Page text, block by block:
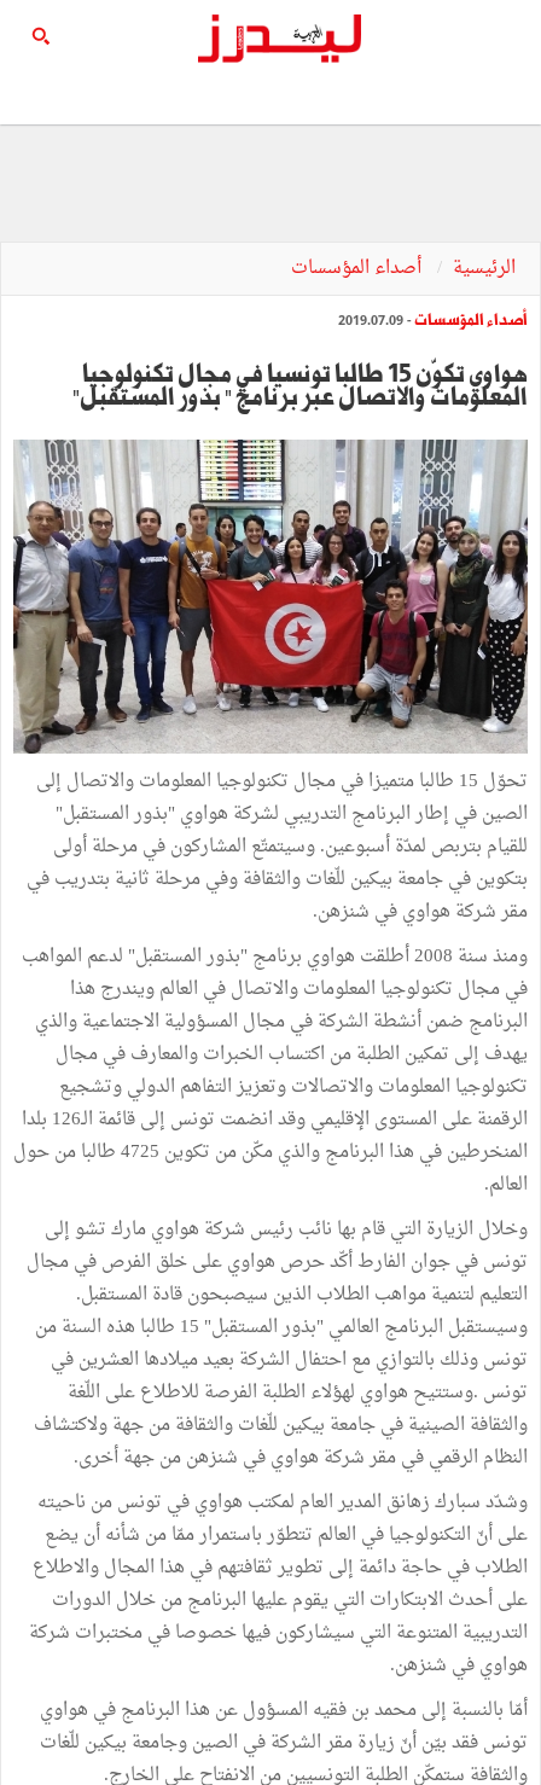
الرئيسية أصداء المؤسسات
أصداء المؤسسات- 2019.07.09
هواوي تكوّن 15 طالبا تونسيا في مجال تكنولوجيا
المعلومات والاتصال عبر برنامج " بذور المستقبل"
تحوّل 15 طالبا متميزا في مجال تكنولوجيا المعلومات والاتصال إلى
الصين في إطار البرنامج التدريبي لشركة هواوي "بذور المستقبل"
للقيام بتربص لمدّة أسبوعين. وسيتمتّع المشاركون في مرحلة أولى
بتكوين في جامعة بيكين للّغات والثقافة وفي مرحلة ثانية بتدريب في
مقر شركة هواوي في شنزهن.
ومنذ سنة 2008 أطلقت هواوي برنامج "بذور المستقبل" لدعم المواهب
في مجال تكنولوجيا المعلومات والاتصال في العالم ويندرج هذا
البرنامج ضمن أنشطة الشركة في مجال المسؤولية الاجتماعية والذي
يهدف إلى تمكين الطلبة من اكتساب الخبرات والمعارف في مجال
تكنولوجيا المعلومات والاتصالات وتعزيز التفاهم الدولي وتشجيع
الرقمنة على المستوى الإقليمي وقد انضمت تونس إلى قائمة الـ126 بلدا
المنخرطين في هذا البرنامج والذي مكّن من تكوين 4725 طالبا من حول
العالم.
وخلال الزيارة التي قام بها نائب رئيس شركة هواوي مارك تشو إلى
تونس في جوان الفارط أكّد حرص هواوي على خلق الفرص في مجال
التعليم لتنمية مواهب الطلاب الذين سيصبحون قادة المستقبل.
وسيستقبل البرنامج العالمي "بذور المستقبل" 15 طالبا هذه السنة من
تونس وذلك بالتوازي مع احتفال الشركة بعيد ميلادها العشرين في
تونس .وستتيح هواوي لهؤلاء الطلبة الفرصة للاطلاع على اللّغة
والثقافة الصينية في جامعة بيكين للّغات والثقافة من جهة ولاكتشاف
النظام الرقمي في مقر شركة هواوي في شنزهن من جهة أخرى.
وشدّد سبارك زهانق المدير العام لمكتب هواوي في تونس من ناحيته
على أنّ التكنولوجيا في العالم تتطوّر باستمرار ممّا من شأنه أن يضع
الطلاب في حاجة دائمة إلى تطوير ثقافتهم في هذا المجال والاطلاع
على أحدث الابتكارات التي يقوم عليها البرنامج من خلال الدورات
التدريبية المتنوعة التي سيشاركون فيها خصوصا في مختبرات شركة
هواوي في شنزهن.
أمّا بالنسبة إلى محمد بن فقيه المسؤول عن هذا البرنامج في هواوي
تونس فقد بيّن أنّ زيارة مقر الشركة في الصين وجامعة بيكين للّغات
والثقافة ستمكّن الطلبة التونسيين من الانفتاح على الخارج.